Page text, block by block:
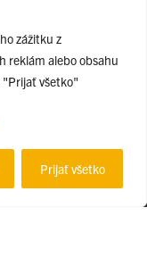
zážitku z
reklám alebo obsahu
"Prijať všetko"
Prijať všetko